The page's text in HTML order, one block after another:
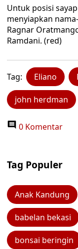
Untuk posisi
menyiapkan
Ragnar
Ramdani. (red)
Tag: Eliano
john herdman
0 Komentar
Tag Populer
Anak Kandung
babelan bekasi
bonsai beringin